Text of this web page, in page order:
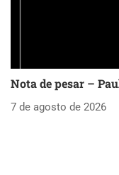
Nota de pesar –
7 de agosto de 2026